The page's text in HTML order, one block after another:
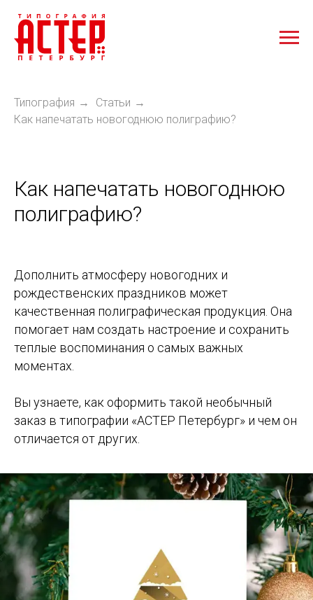
Типография → Статьи →
Как напечатать новогоднюю полиграфию?
Как напечатать новогоднюю
полиграфию?
Дополнить атмосферу новогодних и
рождественских праздников может
качественная полиграфическая продукция. Она
помогает нам создать настроение и сохранить
теплые воспоминания о самых важных
моментах.
Вы узнаете, как оформить такой необычный
заказ в типографии «АСТЕР Петербург» и чем он
отличается от других.